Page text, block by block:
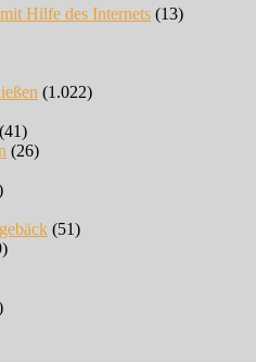
Hilfe des Internets (13)
(1.022)
(41)
(26)
(51)